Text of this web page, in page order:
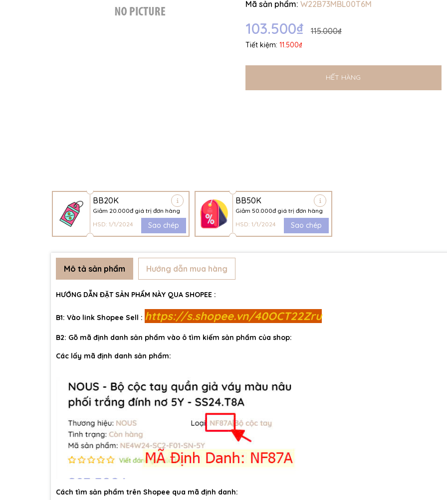
Mã sản phẩm: W22B73MBL00T6M
103.500₫ 115.000₫
Tiết kiệm: 11.500₫
HẾT HÀNG
BB20K
Giảm 20.000đ giá trị đơn hàng
HSD: 1/1/2024
Sao chép
BB50K
Giảm 50.000đ giá trị đơn hàng
HSD: 1/1/2024
Sao chép
Ngày hết hạn:
Điều kiện:
Mô tả sản phẩm Hướng dẫn mua hàng
HƯỚNG DẪN ĐẶT SẢN PHẨM NÀY QUA SHOPEE :
B1: Vào link Shopee Sell : https://s.shopee.vn/40OCT22Zru
B2: Gõ mã định danh sản phẩm vào ô tìm kiếm sản phẩm của shop:
Các lấy mã định danh sản phẩm:
Cách tìm sản phẩm trên Shopee qua mã định danh: